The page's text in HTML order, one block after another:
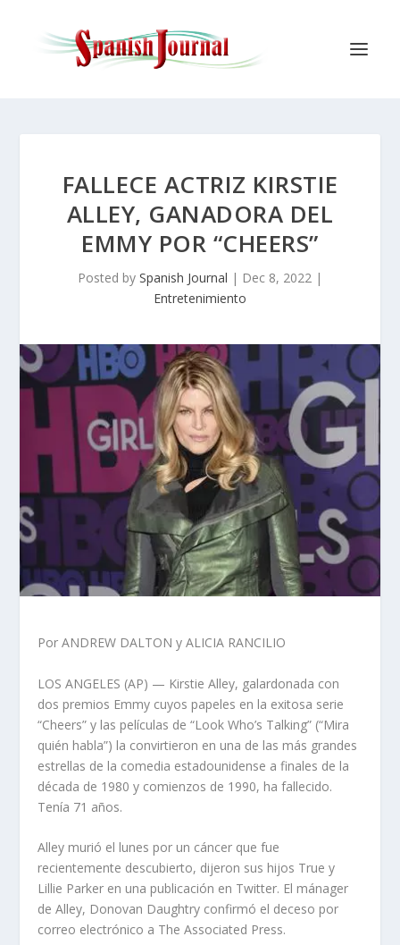
FALLECE ACTRIZ KIRSTIE
ALLEY, GANADORA DEL
EMMY POR “CHEERS”
Posted by Spanish Journal | Dec 8, 2022 |
Entretenimiento
Por ANDREW DALTON y ALICIA RANCILIO
LOS ANGELES (AP) — Kirstie Alley, galardonada con
dos premios Emmy cuyos papeles en la exitosa serie
“Cheers” y las películas de “Look Who’s Talking” (“Mira
quién habla”) la convirtieron en una de las más grandes
estrellas de la comedia estadounidense a finales de la
década de 1980 y comienzos de 1990, ha fallecido.
Tenía 71 años.
Alley murió el lunes por un cáncer que fue
recientemente descubierto, dijeron sus hijos True y
Lillie Parker en una publicación en Twitter. El mánager
de Alley, Donovan Daughtry confirmó el deceso por
correo electrónico a The Associated Press.